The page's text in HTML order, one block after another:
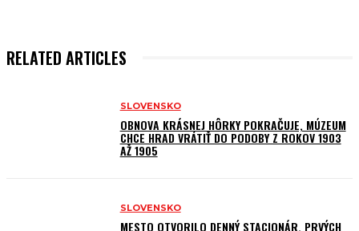
RELATED ARTICLES
SLOVENSKO
OBNOVA KRÁSNEJ HÔRKY POKRAČUJE, MÚZEUM
CHCE HRAD VRÁTIŤ DO PODOBY Z ROKOV 1903
AŽ 1905
SLOVENSKO
MESTO OTVORILO DENNÝ STACIONÁR, PRVÝCH